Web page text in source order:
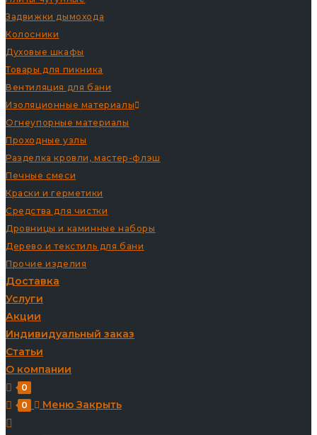
Задвижки дымохода
Колосники
Духовые шкафы
Товары для пикника
Вентиляция для бани
Изоляционные материалы
Огнеупорные материалы
Проходные узлы
Разделка кровли, мастер-флэш
Печные смеси
Краски и герметики
Средства для чистки
Дровницы и каминные наборы
Дерево и текстиль для бани
Прочие изделия
Доставка
Услуги
Акции
Индивидуальный заказ
Статьи
О компании
0
0
Меню Закрыть